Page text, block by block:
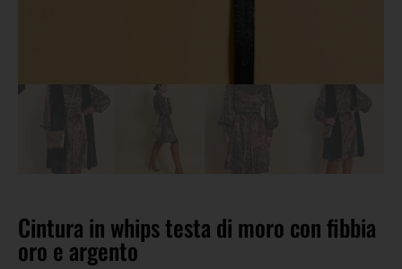
Cintura in whips testa di moro con fibbia
oro e argento